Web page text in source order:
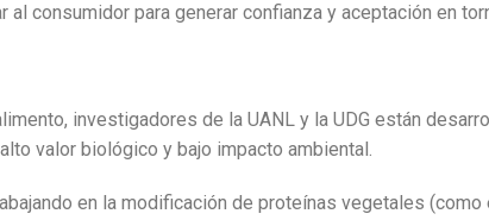
consumidor para generar confianza y aceptación en
investigadores de la UANL y la UDG están
valor biológico y bajo impacto ambiental.
en la modificación de proteínas vegetales (como